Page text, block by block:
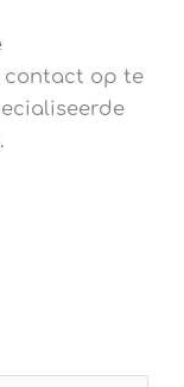
contact op te